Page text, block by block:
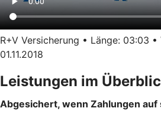
R+V Versicherung • Länge: 03:03
01.11.2018
Leistungen im
Abgesichert, wenn Zahlungen auf